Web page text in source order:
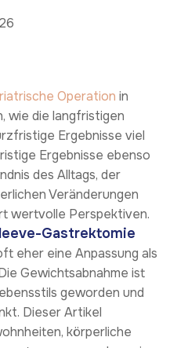
Operation in
wie die langfristigen
Ergebnisse viel
Ergebnisse ebenso
des Alltags, der
Veränderungen
wertvolle Perspektiven.
Gastrektomie
eher eine Anpassung als
Gewichtsabnahme ist
geworden und
Dieser Artikel
körperliche